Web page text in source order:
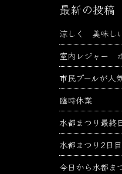
ー
イ
ブ
最新の投稿
涼しく 美味し
室内レジャー
市民プールが人
臨時休業
水都まつり最終
水都まつり2日目
今日から水都ま